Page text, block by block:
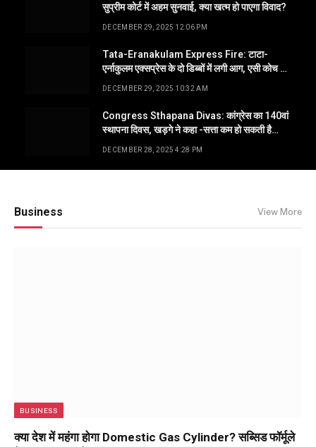
सुप्रीम कोर्ट में अहम सुनवाई, क्या खत्म हो पाएगा विवाद?
DECEMBER 29, 2025 12:06 PM
Tata-Eranakulam Express Fire: टाटा-
एर्नाकुलम एक्सप्रेस के दो डिब्बों में लगी आग, एसी कोच में
DECEMBER 29, 2025 10:32 AM
Congress Sthapana Divas: कांग्रेस का 140वां
स्थापना दिवस, खड़गे ने कहा -सत्ता कम हो सकती है
DECEMBER 28, 2025 4:28 PM
Business View More
BUSINESS
क्या देश में महंगा होगा Domestic Gas Cylinder? सब्सिड फॉर्मूले